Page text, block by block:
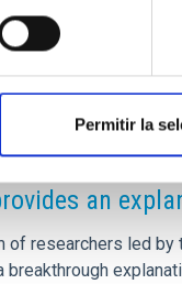
Permitir la
an
of researchers led
breakthrough